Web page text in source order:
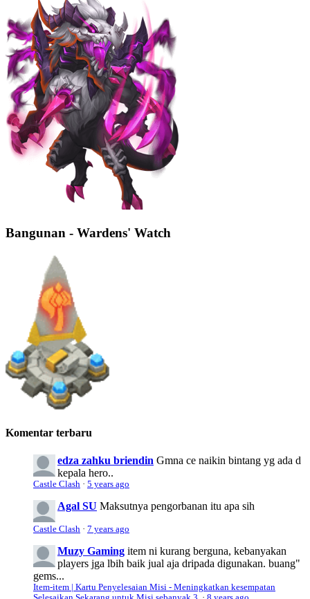
Bangunan - Wardens' Watch
Komentar terbaru
edza zahku briendin Gmna ce naikin bintang yg ada d
kepala hero..
Castle Clash · 5 years ago
Agal SU Maksutnya pengorbanan itu apa sih
Castle Clash · 7 years ago
Muzy Gaming item ni kurang berguna, kebanyakan
players jga lbih baik jual aja dripada digunakan. buang"
gems...
Item-item | Kartu Penyelesaian Misi - Meningkatkan kesempatan